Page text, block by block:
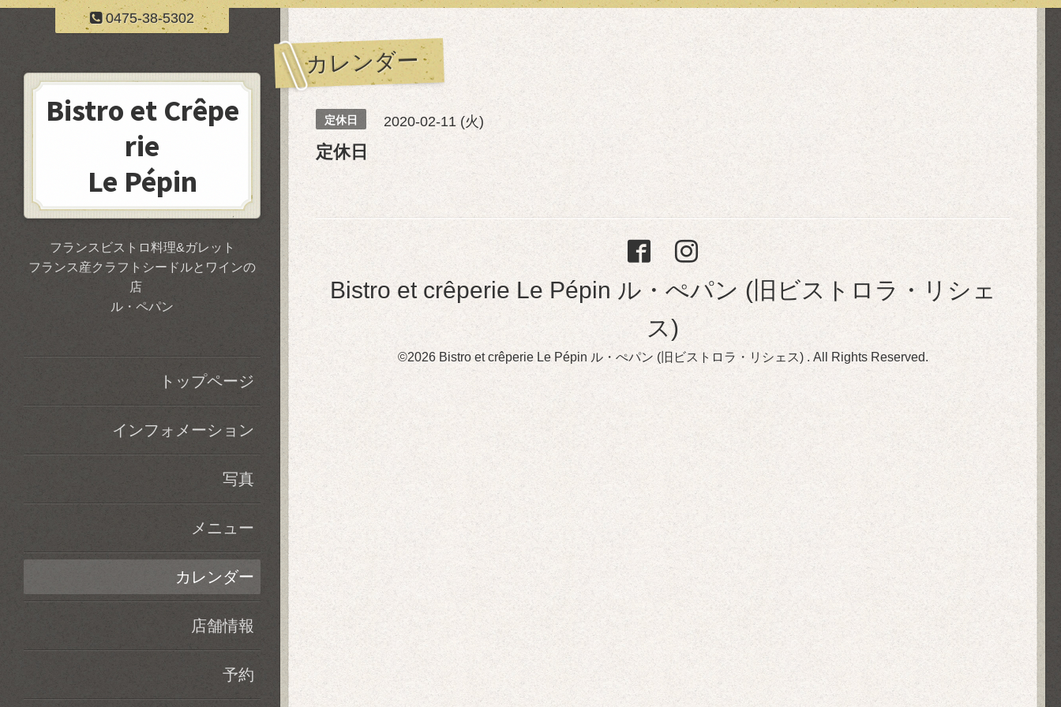
0475-38-5302
カレンダー
定休日 2020-02-11 (火)
定休日
Bistro et crêperie Le Pépin ル・ぺパン (旧ビストロラ・リシェ
ス)
©2026 Bistro et crêperie Le Pépin ル・ぺパン (旧ビストロラ・リシェス) . All Rights Reserved.
Bistro et Crêpe
rie
Le Pépin
フランスビストロ料理&ガレット
フランス産クラフトシードルとワインの
店
ル・ペパン
トップページ
インフォメーション
写真
メニュー
カレンダー
店舗情報
予約